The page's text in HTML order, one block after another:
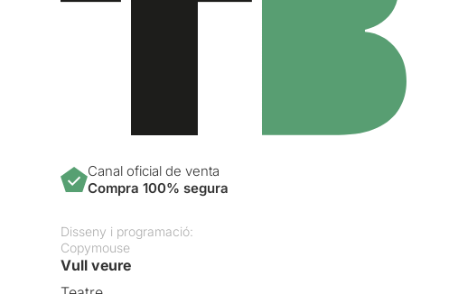
Canal oficial de venta
Compra 100% segura
Disseny i programació:
Copymouse
Vull veure